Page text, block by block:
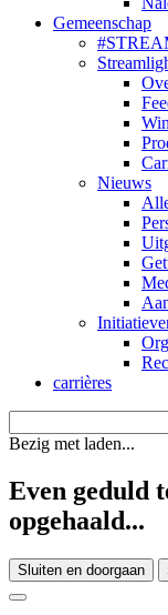
Gemeenschap
Nieuws
carrières
Bezig met laden...
Even geduld
opgehaald...
Sluiten en doorgaan